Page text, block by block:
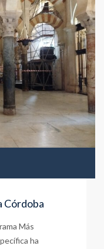
Córdoba
Más
ha